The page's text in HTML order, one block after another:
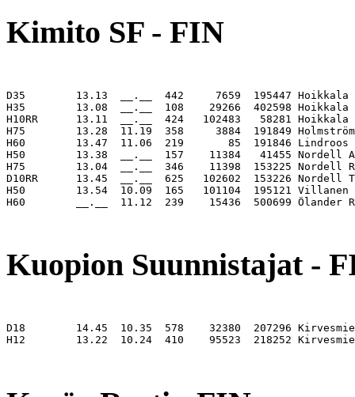
Kimito SF - FIN
D35        13.13  __.__  442     7659  195447
H35        13.08  __.__  108    29266  402598
H10RR      13.11  __.__  424   102483   58281
H75        13.28  11.19  358     3884  191849
H60        13.47  11.06  219       85  191846
H50        13.38  __.__  157    11384   41455
H75        13.04  __.__  346    11398  153225
D10RR      13.45  __.__  625   102602  153226
H50        13.54  10.09  165   101104  195121
H60        __.__  11.12  239    15436  500699
Kuopion Suunnistajat -
D18        14.45  10.35  578    32380  207296
H12        13.22  10.24  410    95523  218252